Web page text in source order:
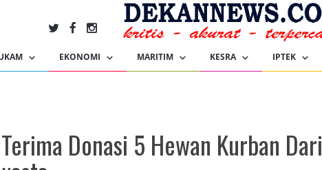
EKONOMI MARITIM KESRA IPTEK
Donasi 5 Hewan Kurban Dari